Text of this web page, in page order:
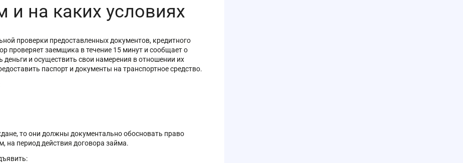
и на каких условиях
проверки предоставленных документов, кредитного
проверяет заемщика в течение 15 минут и сообщает о
деньги и осуществить свои намерения в отношении их
паспорт и документы на транспортное средство.
то они должны документально обосновать право
на период действия договора займа.